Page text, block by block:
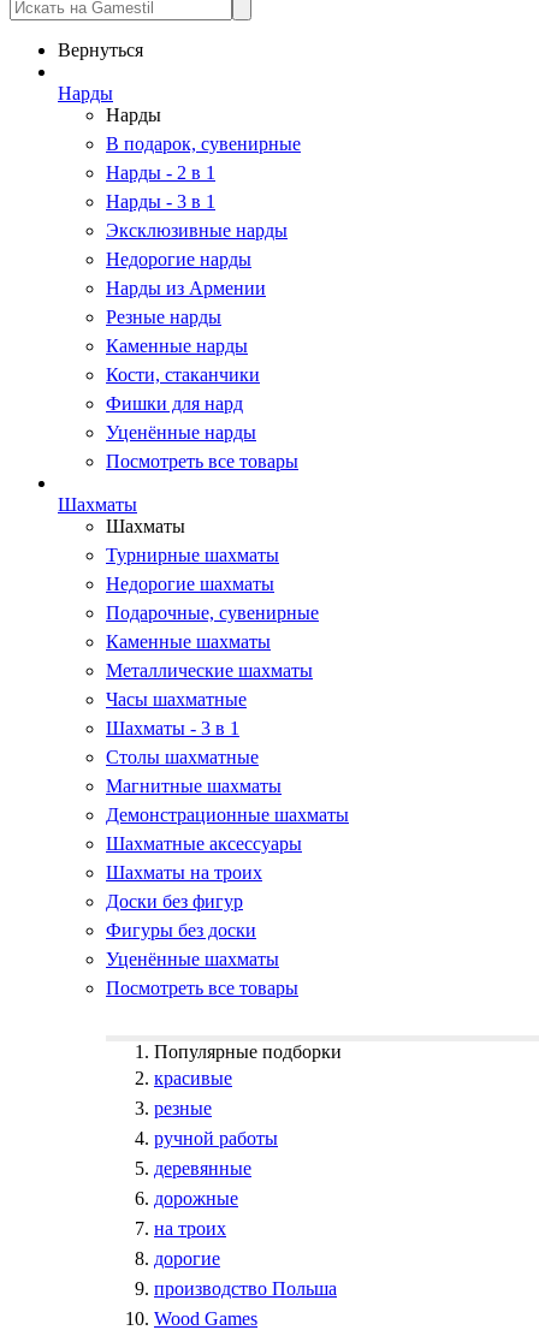
Вернуться
Нарды
Нарды
В подарок, сувенирные
Нарды - 2 в 1
Нарды - 3 в 1
Эксклюзивные нарды
Недорогие нарды
Нарды из Армении
Резные нарды
Каменные нарды
Кости, стаканчики
Фишки для нард
Уценённые нарды
Посмотреть все товары
Шахматы
Шахматы
Турнирные шахматы
Недорогие шахматы
Подарочные, сувенирные
Каменные шахматы
Металлические шахматы
Часы шахматные
Шахматы - 3 в 1
Столы шахматные
Магнитные шахматы
Демонстрационные шахматы
Шахматные аксессуары
Шахматы на троих
Доски без фигур
Фигуры без доски
Уценённые шахматы
Посмотреть все товары
Популярные подборки
красивые
резные
ручной работы
деревянные
дорожные
на троих
дорогие
производство Польша
Wood Games